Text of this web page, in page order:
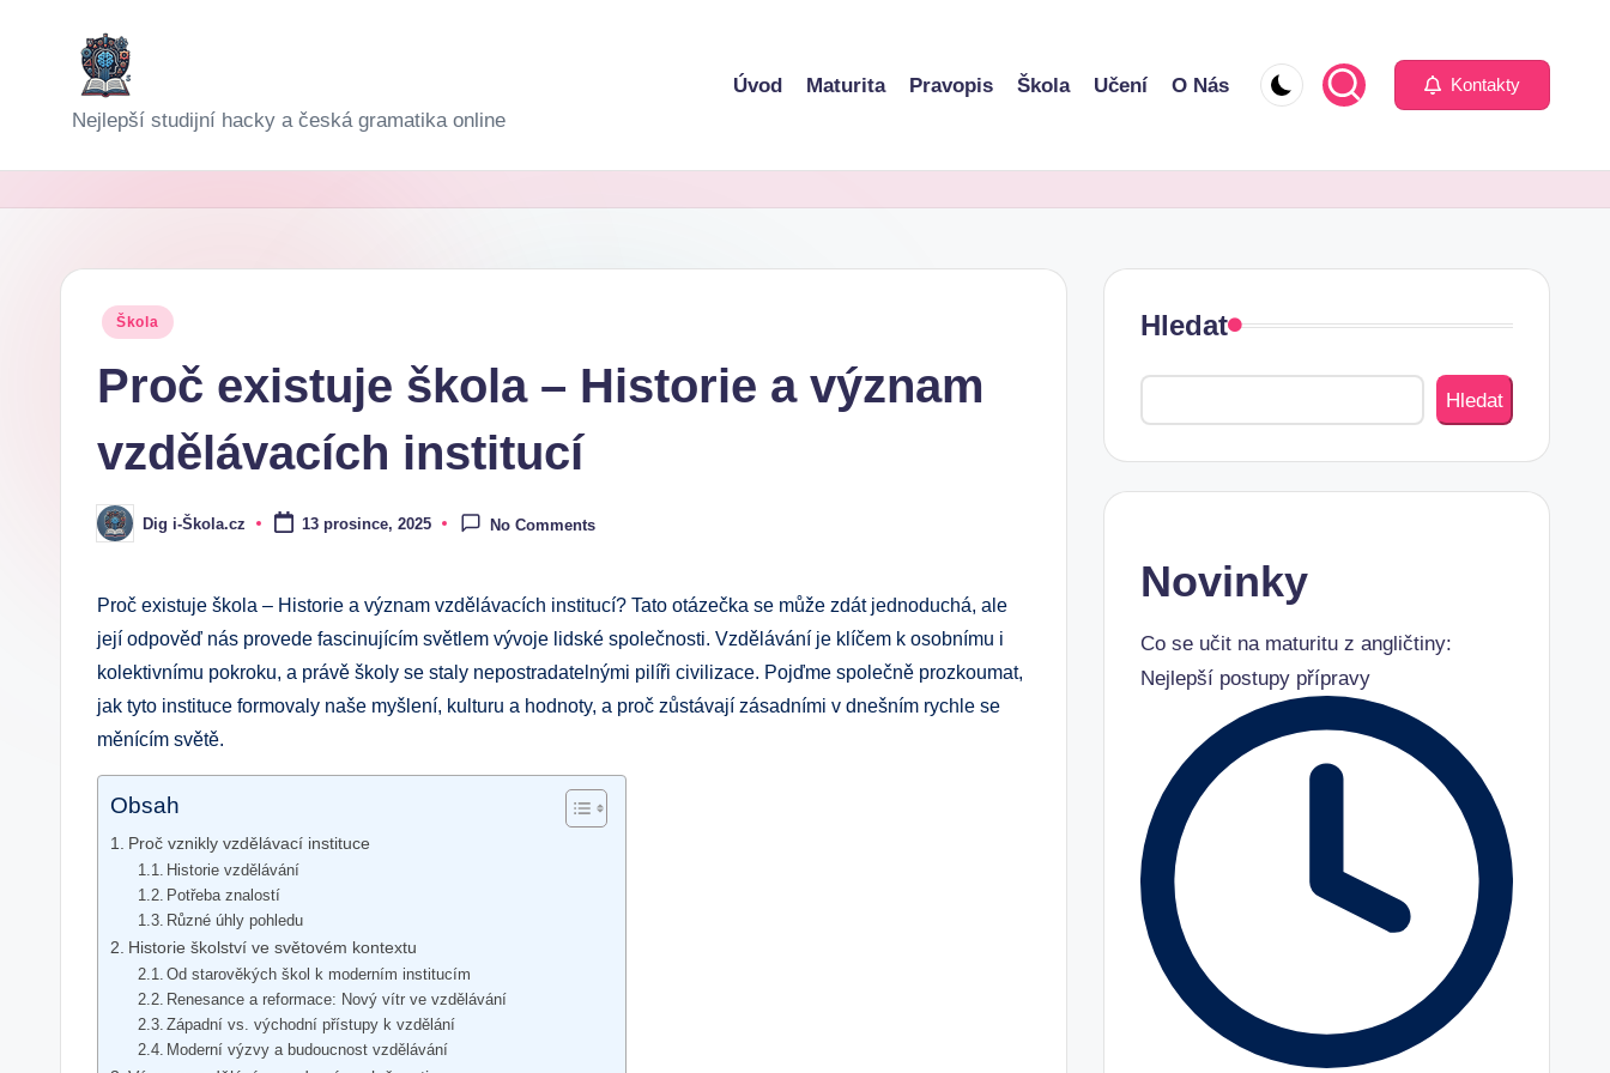
D
i
i-
Nejlepší studijní hacky a česká gramatika online
Úvod Maturita Pravopis Škola Učení O Nás Kontakty
Posted
Škola
Proč existuje škola – Historie a význam
vzdělávacích institucí
Posted
by
Dig i-Škola.cz 13 prosince, 2025 No Comments
Proč existuje škola – Historie a význam vzdělávacích institucí? Tato otázečka se může zdát jednoduchá, ale
její odpověď nás provede fascinujícím světlem vývoje lidské společnosti. Vzdělávání je klíčem k osobnímu i
kolektivnímu pokroku, a právě školy se staly nepostradatelnými pilíři civilizace. Pojďme společně prozkoumat,
jak tyto instituce formovaly naše myšlení, kulturu a hodnoty, a proč zůstávají zásadními v dnešním rychle se
měnícím světě.
Obsah
Proč vznikly vzdělávací instituce
Historie vzdělávání
Potřeba znalostí
Různé úhly pohledu
Historie školství ve světovém kontextu
Od starověkých škol k moderním institucím
Renesance a reformace: Nový vítr ve vzdělávání
Západní vs. východní přístupy k vzdělání
Moderní výzvy a budoucnost vzdělávání
Hledat
Hledat
Novinky
Co se učit na maturitu z angličtiny:
Nejlepší postupy přípravy